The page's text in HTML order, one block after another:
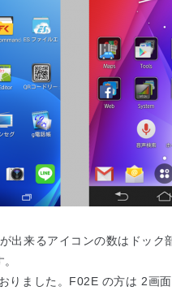
出来るアイコンの数はドック
りました。F02E の方は 2画